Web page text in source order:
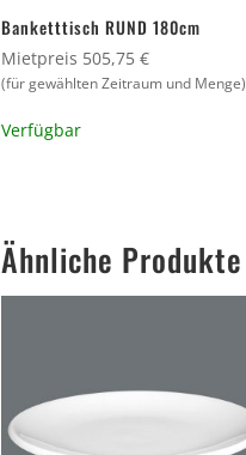
Banketttisch RUND 180cm
Mietpreis 505,75 €
(für gewählten Zeitraum und Menge)
Verfügbar
Ähnliche Produkte